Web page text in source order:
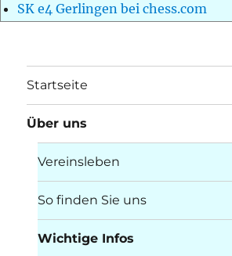
SK e4 Gerlingen bei chess.com
Startseite
Über uns
Vereinsleben
So finden Sie uns
Wichtige Infos